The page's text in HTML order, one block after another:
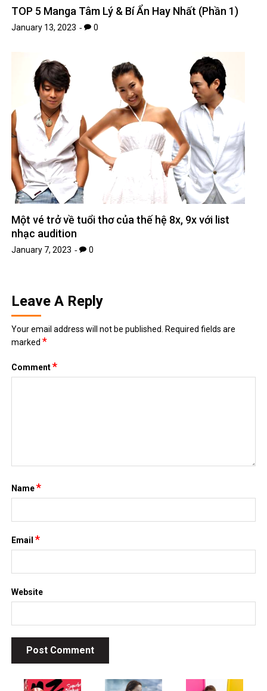
TOP 5 Manga Tâm Lý & Bí Ẩn Hay Nhất (Phần 1)
January 13, 2023 0
Một vé trở về tuổi thơ của thế hệ 8x, 9x với list
nhạc audition
January 7, 2023 0
Leave A Reply
Your email address will not be published.
Required fields are
marked*
Comment*
Name*
Email*
Website